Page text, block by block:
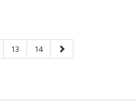
Page
13 Page
14
Page
suivante